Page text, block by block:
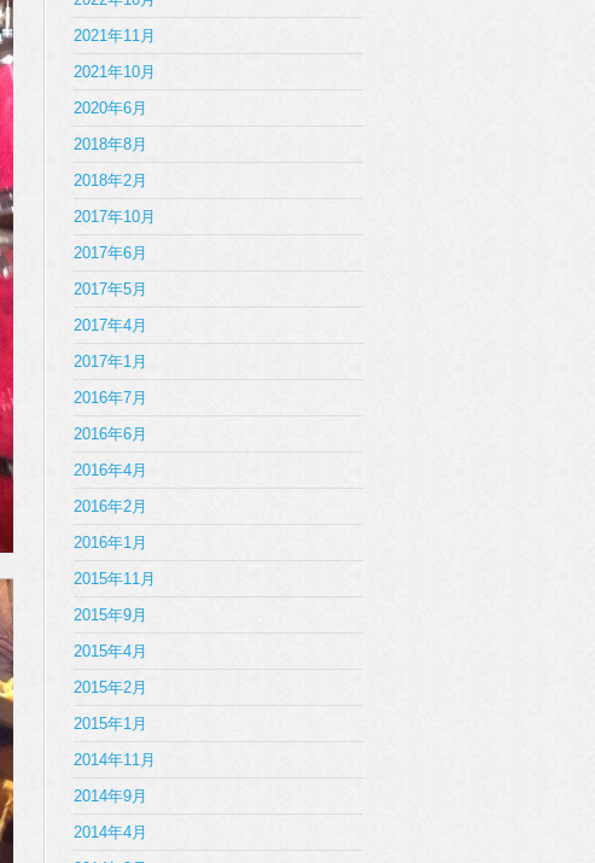
2021年11月
2021年10月
2020年6月
2018年8月
2018年2月
2017年10月
2017年6月
2017年5月
2017年4月
2017年1月
2016年7月
2016年6月
2016年4月
2016年2月
2016年1月
2015年11月
2015年9月
2015年4月
2015年2月
2015年1月
2014年11月
2014年9月
2014年4月